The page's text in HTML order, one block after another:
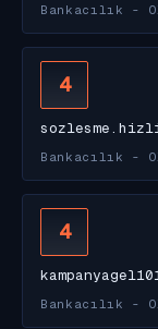
Bankacılık -
4
Bankacılık -
4
Bankacılık -